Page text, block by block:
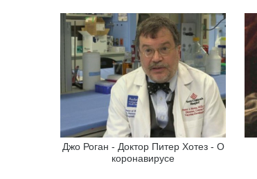
Джо Роган - Доктор Питер Хотез - О
коронавирусе